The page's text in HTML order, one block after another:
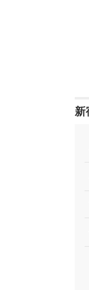
新